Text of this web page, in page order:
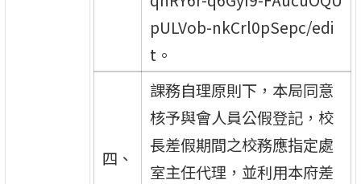
pULVob-nkCrl0pSepc/edi
t。
四、
課務自理原則下，本局同意
核予與會人員公假登記，校
長差假期間之校務應指定處
室主任代理，並利用本府差